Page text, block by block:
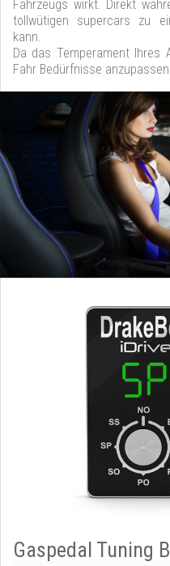
Fahrzeugs wirkt. Direkt
tollwütigen supercars zu
kann.
Da das Temperament
Fahr Bedürfnisse
Gaspedal Tuning